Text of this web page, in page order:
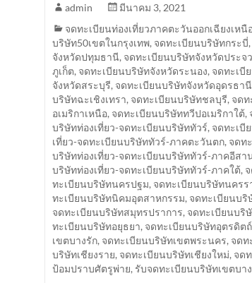
admin
มีนาคม 3, 2021
จดทะเบียนท่องเที่ยวภาคตะวันออกเฉียงเหนื
บริษัท50เขตในกรุงเทพ, จดทะเบียนบริษัทกระบี่,
จังหวัดปทุมธานี, จดทะเบียนบริษัทจังหวัดประจ
ภูเก็ต, จดทะเบียนบริษัทจังหวัดระนอง, จดทะเบี
จังหวัดสระบุรี, จดทะเบียนบริษัทจังหวัดอุดรธานี
บริษัทฉะเชิงเทรา, จดทะเบียนบริษัทชลบุรี, จดท
อเมริกาเหนือ, จดทะเบียนบริษัททวีปอเมริกาใต้,
บริษัทท่องเที่ยว-จดทะเบียนบริษัททัวร์, จดทะเบี
เที่ยว-จดทะเบียนบริษัททัวร์-ภาคตะวันตก, จดท
บริษัทท่องเที่ยว-จดทะเบียนบริษัททัวร์-ภาคอีสา
บริษัทท่องเที่ยว-จดทะเบียนบริษัททัวร์-ภาคใต้,
ทะเบียนบริษัทนครปฐม, จดทะเบียนบริษัทนคร
ทะเบียนบริษัทนิคมอุตสาหกรรม, จดทะเบียนบริ
จดทะเบียนบริษัทสมุทรปราการ, จดทะเบียนบริ
ทะเบียนบริษัทอยุธยา, จดทะเบียนบริษัทอุตรดิตถ์
เขตบางรัก, จดทะเบียนบริษัทเขตพระนคร, จดท
บริษัทเชียงราย, จดทะเบียนบริษัทเชียงใหม่, จด
ป้อมปราบศัตรูพ่าย, รับจดทะเบียนบริษัทเขตบา